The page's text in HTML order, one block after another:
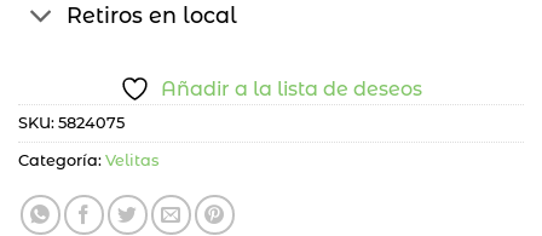
Retiros en local
Añadir a la lista de deseos
SKU: 5824075
Categoría: Velitas